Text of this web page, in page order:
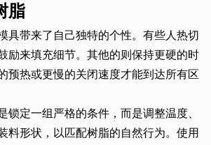
脂
具带来了自己独特的个性。有些人热切
励来填充细节。其他的则保持更硬的时
预热或更慢的关闭速度才能到达所有区
锁定一组严格的条件，而是调整温度、
料形状，以匹配树脂的自然行为。使用